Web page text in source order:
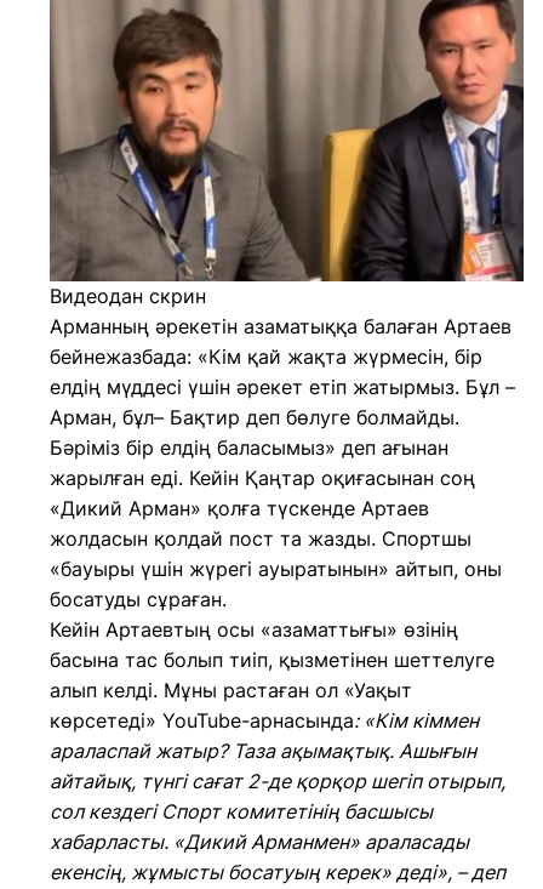
Видеодан скрин
Арманның әрекетін азаматыққа балаған Артаев
бейнежазбада: «Кім қай жақта жүрмесін, бір
елдің мүддесі үшін әрекет етіп жатырмыз. Бұл –
Арман, бұл– Бақтир деп бөлуге болмайды.
Бәріміз бір елдің баласымыз» деп ағынан
жарылған еді. Кейін Қаңтар оқиғасынан соң
«Дикий Арман» қолға түскенде Артаев
жолдасын қолдай пост та жазды. Спортшы
«бауыры үшін жүрегі ауыратынын» айтып, оны
босатуды сұраған.
Кейін Артаевтың осы «азаматтығы» өзінің
басына тас болып тиіп, қызметінен шеттелуге
алып келді. Мұны растаған ол «Уақыт
көрсетеді» YouTube-арнасында: «Кім кіммен
араласпай жатыр? Таза ақымақтық. Ашығын
айтайық, түнгі сағат 2-де қорқор шегіп отырып,
сол кездегі Спорт комитетінің басшысы
хабарласты. «Дикий Арманмен» араласады
екенсің, жұмысты босатуың керек» деді», – деп